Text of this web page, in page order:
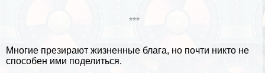
***
Многие презирают жизненные блага, но почти никто не
способен ими поделиться.